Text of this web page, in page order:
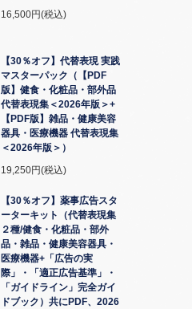
16,500円(税込)
【30％オフ】代替表現 実践
マスターパック（【PDF
版】健食・化粧品・部外品
代替表現集＜2026年版＞+
【PDF版】雑品・健康美容
器具・医療機器 代替表現集
＜2026年版＞）
19,250円(税込)
【30％オフ】薬事広告スタ
ーターキット（代替表現集
２種/健食・化粧品・部外
品・雑品・健康美容器具・
医療機器+「広告の実
際」・「適正広告基準」・
「ガイドライン」完全ガイ
ドブック）共にPDF、2026